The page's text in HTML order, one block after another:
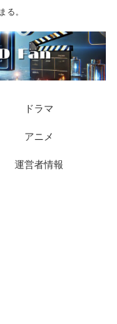
る。
ドラマ
アニメ
運営者情報